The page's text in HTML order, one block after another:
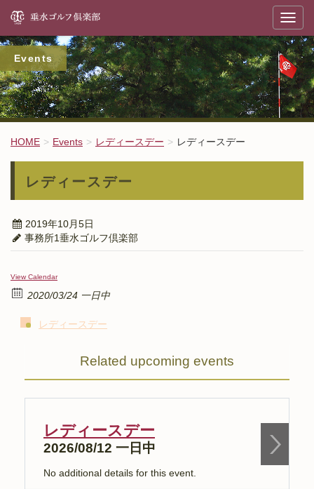
T
g
g
l
e
n
a
v
i
a
n
垂
Events
HOME Events レディースデー レディースデー
レディースデー
2019年10月5日
事務所1垂水ゴルフ倶楽部
View Calendar
2020/03/24 一日中
レディースデー
Related upcoming events
レディースデー
2026/08/12 一日中
No additional details for this event.